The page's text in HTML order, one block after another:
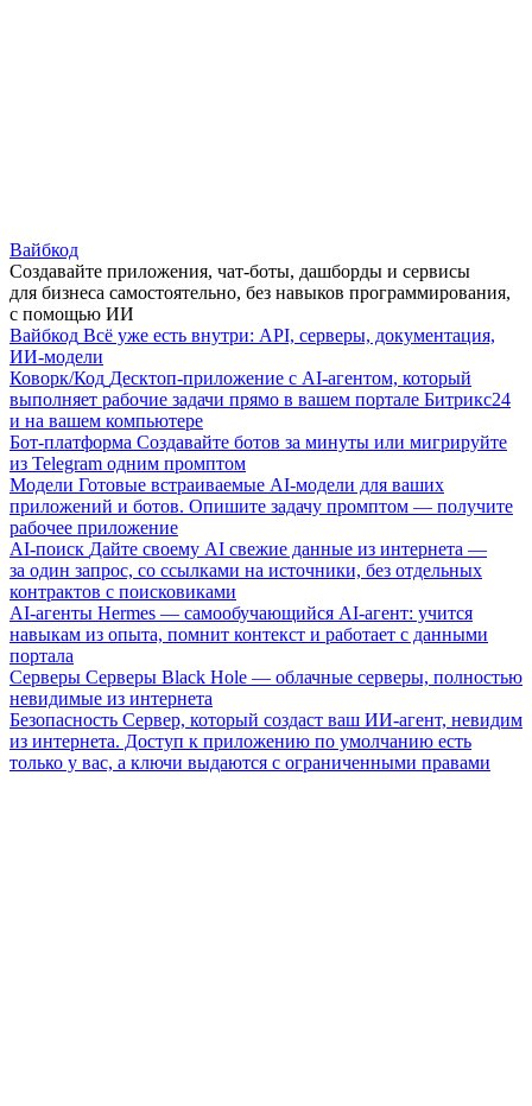
Вайбкод
Создавайте приложения, чат-боты, дашборды и сервисы
для бизнеса самостоятельно, без навыков программирования,
с помощью ИИ
Вайбкод Всё уже есть внутри: API, серверы, документация,
ИИ-модели
Коворк/Код Десктоп-приложение с AI-агентом, который
выполняет рабочие задачи прямо в вашем портале Битрикс24
и на вашем компьютере
Бот-платформа Создавайте ботов за минуты или мигрируйте
из Telegram одним промптом
Модели Готовые встраиваемые AI-модели для ваших
приложений и ботов. Опишите задачу промптом — получите
рабочее приложение
AI-поиск Дайте своему AI свежие данные из интернета —
за один запрос, со ссылками на источники, без отдельных
контрактов с поисковиками
AI-агенты Hermes — самообучающийся AI-агент: учится
навыкам из опыта, помнит контекст и работает с данными
портала
Серверы Серверы Black Hole — облачные серверы, полностью
невидимые из интернета
Безопасность Сервер, который создаст ваш ИИ-агент, невидим
из интернета. Доступ к приложению по умолчанию есть
только у вас, а ключи выдаются с ограниченными правами